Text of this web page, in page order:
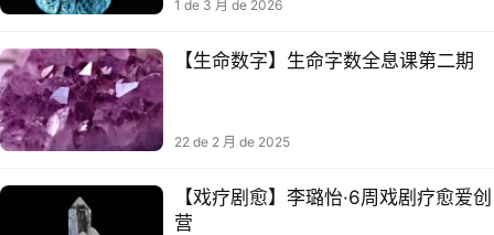
1 de 3 月 de 2026
【生命数字】生命字数‬全息课第二期
22 de 2 月 de 2025
【戏疗剧‬愈】李璐怡·6周戏剧疗愈爱创‬
营